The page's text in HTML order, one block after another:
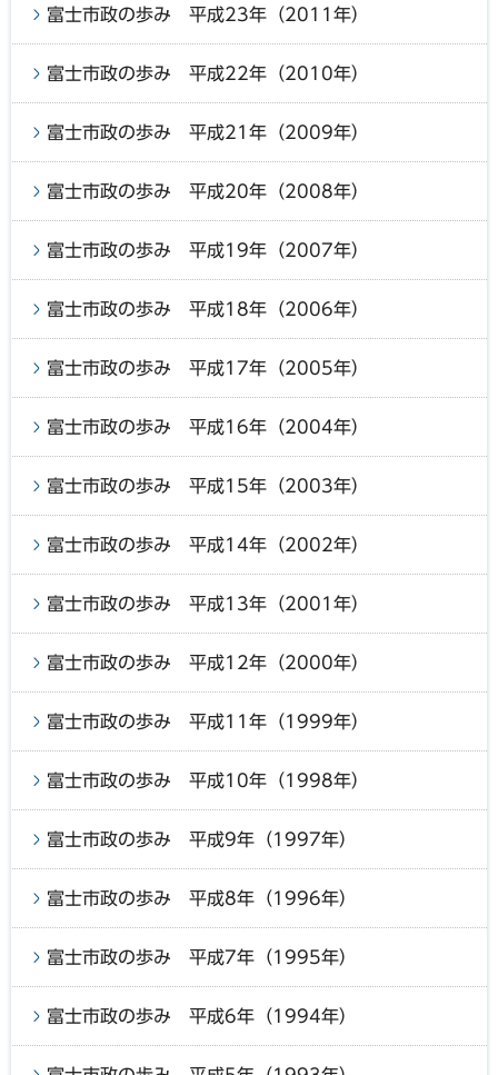
富士市政の歩み 平成23年（2011年）
富士市政の歩み 平成22年（2010年）
富士市政の歩み 平成21年（2009年）
富士市政の歩み 平成20年（2008年）
富士市政の歩み 平成19年（2007年）
富士市政の歩み 平成18年（2006年）
富士市政の歩み 平成17年（2005年）
富士市政の歩み 平成16年（2004年）
富士市政の歩み 平成15年（2003年）
富士市政の歩み 平成14年（2002年）
富士市政の歩み 平成13年（2001年）
富士市政の歩み 平成12年（2000年）
富士市政の歩み 平成11年（1999年）
富士市政の歩み 平成10年（1998年）
富士市政の歩み 平成9年（1997年）
富士市政の歩み 平成8年（1996年）
富士市政の歩み 平成7年（1995年）
富士市政の歩み 平成6年（1994年）